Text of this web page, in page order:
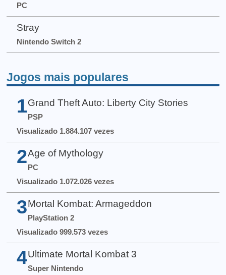
PC
Stray
Nintendo Switch 2
Jogos mais populares
1 Grand Theft Auto: Liberty City Stories
PSP
Visualizado 1.884.107 vezes
2 Age of Mythology
PC
Visualizado 1.072.026 vezes
3 Mortal Kombat: Armageddon
PlayStation 2
Visualizado 999.573 vezes
4 Ultimate Mortal Kombat 3
Super Nintendo